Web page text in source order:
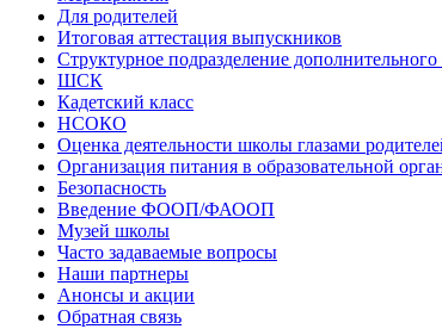
Для родителей
Итоговая аттестация выпускников
Структурное подразделение дополнительного
ШСК
Кадетский класс
НСОКО
Оценка деятельности школы глазами
Организация питания в образовательной
Безопасность
Введение ФООП/ФАООП
Музей школы
Часто задаваемые вопросы
Наши партнеры
Анонсы и акции
Обратная связь